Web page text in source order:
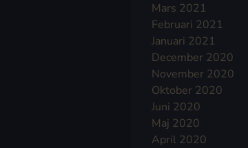
Mars 2021
Februari 2021
Januari 2021
December 2020
November 2020
Oktober 2020
Juni 2020
Maj 2020
April 2020